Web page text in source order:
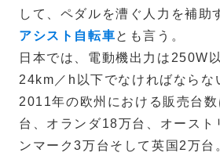
して、ペダルを漕ぐ人力を補助
アシスト自転車とも言う。
日本では、電動機出力は250W
24km／h以下でなければならな
2011年の欧州における販売台
台、オランダ18万台、オース
ンマーク3万台そして英国2万